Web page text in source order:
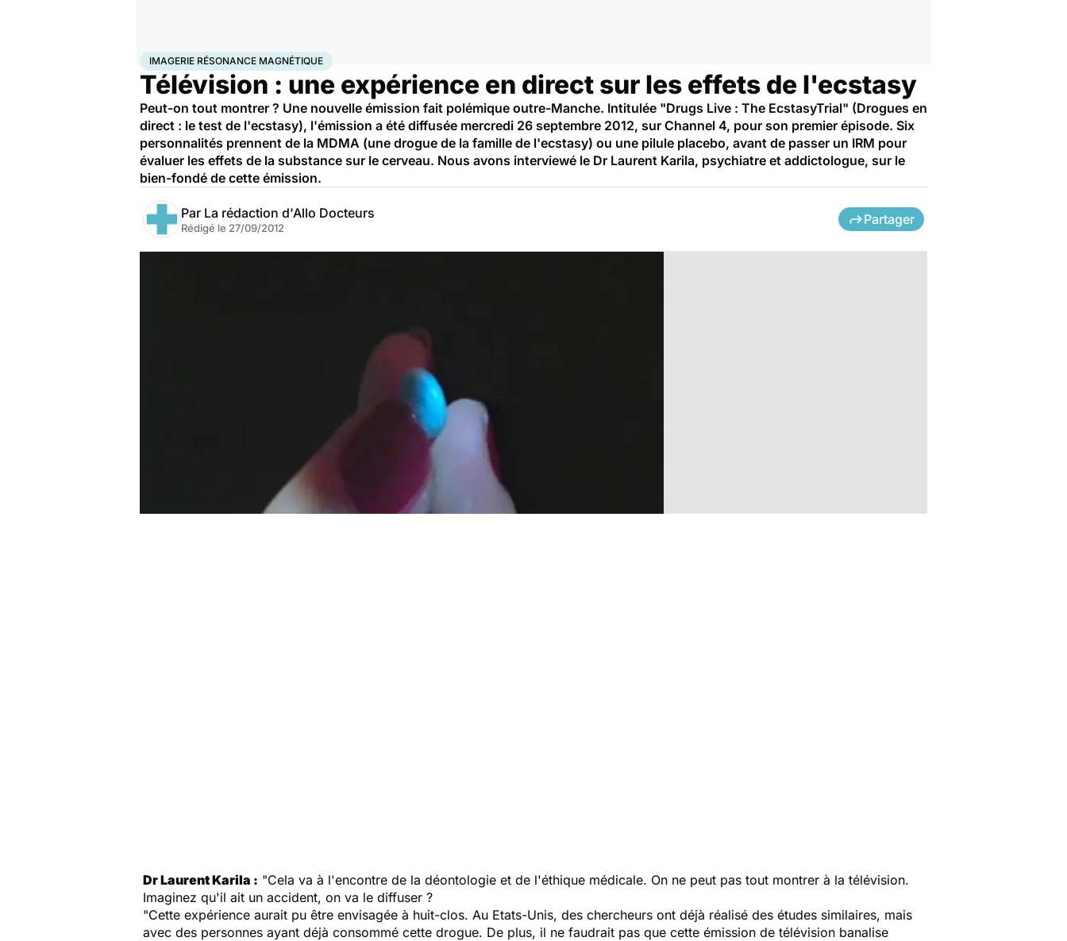
AccueilSantéMaladiesDrogues et addictions
IMAGERIE RÉSONANCE MAGNÉTIQUE
Télévision : une expérience en direct sur les effets de l'ecstasy
Peut-on tout montrer ? Une nouvelle émission fait polémique outre-Manche. Intitulée "Drugs Live : The EcstasyTrial" (Drogues en
direct : le test de l'ecstasy), l'émission a été diffusée mercredi 26 septembre 2012, sur Channel 4, pour son premier épisode. Six
personnalités prennent de la MDMA (une drogue de la famille de l'ecstasy) ou une pilule placebo, avant de passer un IRM pour
évaluer les effets de la substance sur le cerveau. Nous avons interviewé le Dr Laurent Karila, psychiatre et addictologue, sur le
bien-fondé de cette émission.
Par La rédaction d'Allo Docteurs
Rédigé le 27/09/2012
Partager
Dr Laurent Karila : "Cela va à l'encontre de la déontologie et de l'éthique médicale. On ne peut pas tout montrer à la télévision.
Imaginez qu'il ait un accident, on va le diffuser ?
"Cette expérience aurait pu être envisagée à huit-clos. Au Etats-Unis, des chercheurs ont déjà réalisé des études similaires, mais
avec des personnes ayant déjà consommé cette drogue. De plus, il ne faudrait pas que cette émission de télévision banalise